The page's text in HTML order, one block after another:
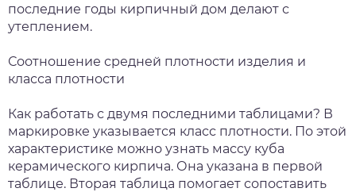
последние годы кирпичный дом делают с
утеплением.
Соотношение средней плотности изделия и
класса плотности
Как работать с двумя последними таблицами? В
маркировке указывается класс плотности. По этой
характеристике можно узнать массу куба
керамического кирпича. Она указана в первой
таблице. Вторая таблица помогает сопоставить